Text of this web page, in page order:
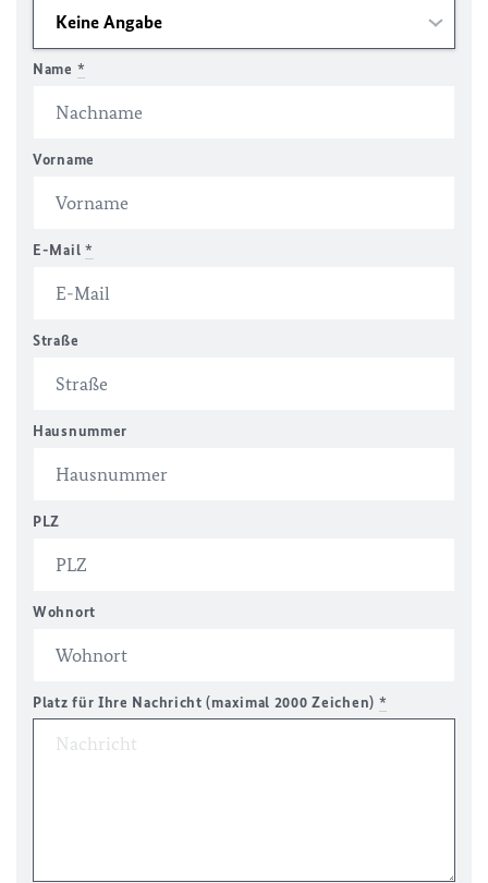
Name *
Vorname
E-Mail *
Straße
Hausnummer
PLZ
Wohnort
Platz für Ihre Nachricht (maximal 2000 Zeichen) *